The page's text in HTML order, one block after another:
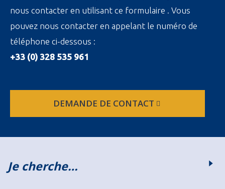
nous contacter en utilisant ce formulaire . Vous
pouvez nous contacter en appelant le numéro de
téléphone ci-dessous :
+33 (0) 328 535 961
DEMANDE DE CONTACT
Je cherche…